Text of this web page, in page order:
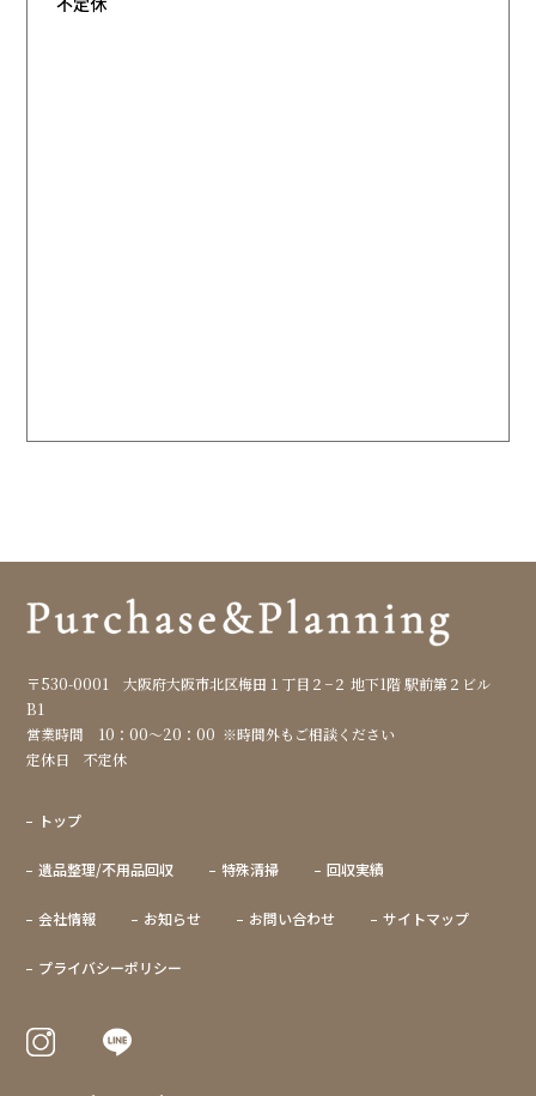
〒530-0001
大阪府大阪市北区梅田１丁目２−２ 地下1階 駅前第２ビル
B1
営業時間
10：00～20：00 ※時間外もご相談ください
定休日
不定休
トップ
遺品整理/不用品回収 特殊清掃 回収実績
会社情報 お知らせ お問い合わせ サイトマップ
プライバシーポリシー